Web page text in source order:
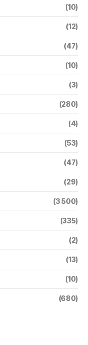
(10)
(12)
(47)
(10)
(3)
(280)
(4)
(53)
(47)
(29)
(3 500)
(335)
(2)
(13)
(10)
(680)